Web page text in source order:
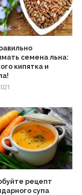
семена льна:
кипятка и
рецепт
супа